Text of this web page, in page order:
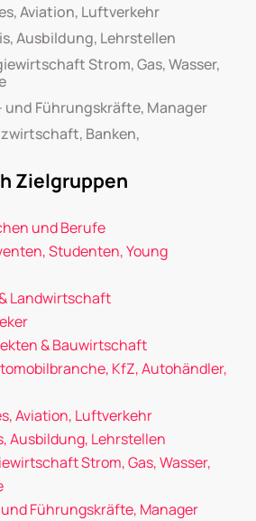
Aviation, Luftverkehr
Ausbildung, Lehrstellen
Strom, Gas, Wasser,
Führungskräfte, Manager
Banken,
Zielgruppen
und Berufe
Studenten, Young
Landwirtschaft
& Bauwirtschaft
KfZ, Autohändler,
Aviation, Luftverkehr
Ausbildung, Lehrstellen
Strom, Gas, Wasser,
Führungskräfte, Manager